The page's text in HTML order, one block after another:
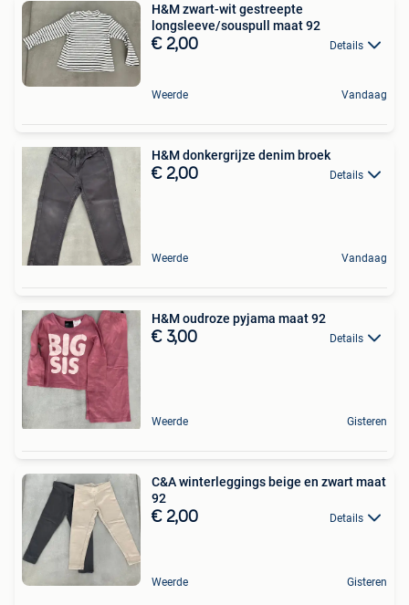
H&M zwart-wit gestreepte
longsleeve/souspull maat 92
€ 2,00 Details
Weerde Vandaag
H&M donkergrijze denim broek
€ 2,00 Details
Weerde Vandaag
H&M oudroze pyjama maat 92
€ 3,00 Details
Weerde Gisteren
C&A winterleggings beige en zwart maat
92
€ 2,00 Details
Weerde Gisteren